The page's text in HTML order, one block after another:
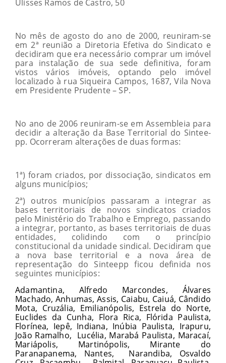
Ulisses Ramos de Castro, 50
No mês de agosto do ano de 2000, reuniram-se
em 2ª reunião a Diretoria Efetiva do Sindicato e
decidiram que era necessário comprar um imóvel
para instalação de sua sede definitiva, foram
vistos vários imóveis, optando pelo imóvel
localizado à rua Siqueira Campos, 1687, Vila Nova
em Presidente Prudente – SP.
No ano de 2006 reuniram-se em Assembleia para
decidir a alteração da Base Territorial do Sintee-
pp. Ocorreram alterações de duas formas:
1ª) foram criados, por dissociação, sindicatos em
alguns municípios;
2ª) outros municípios passaram a integrar as
bases territoriais de novos sindicatos criados
pelo Ministério do Trabalho e Emprego, passando
a integrar, portanto, as bases territoriais de duas
entidades, colidindo com o princípio
constitucional da unidade sindical. Decidiram que
a nova base territorial e a nova área de
representação do Sinteepp ficou definida nos
seguintes municípios:
Adamantina, Alfredo Marcondes, Álvares
Machado, Anhumas, Assis, Caiabu, Caiuá, Cândido
Mota, Cruzália, Emilianópolis, Estrela do Norte,
Euclides da Cunha, Flora Rica, Flórida Paulista,
Florínea, Iepê, Indiana, Inúbia Paulista, Irapuru,
João Ramalho, Lucélia, Marabá Paulista, Maracaí,
Mariápolis, Martinópolis, Mirante do
Paranapanema, Nantes, Narandiba, Osvaldo